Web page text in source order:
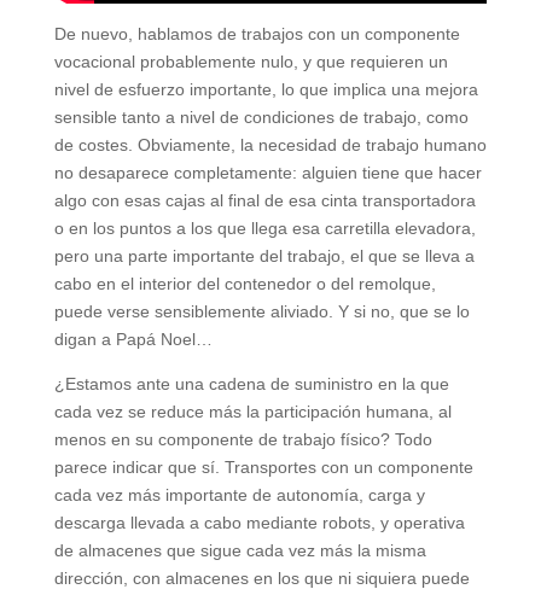
De nuevo, hablamos de trabajos con un componente
vocacional probablemente nulo, y que requieren un
nivel de esfuerzo importante, lo que implica una mejora
sensible tanto a nivel de condiciones de trabajo, como
de costes. Obviamente, la necesidad de trabajo humano
no desaparece completamente: alguien tiene que hacer
algo con esas cajas al final de esa cinta transportadora
o en los puntos a los que llega esa carretilla elevadora,
pero una parte importante del trabajo, el que se lleva a
cabo en el interior del contenedor o del remolque,
puede verse sensiblemente aliviado. Y si no, que se lo
digan a Papá Noel…
¿Estamos ante una cadena de suministro en la que
cada vez se reduce más la participación humana, al
menos en su componente de trabajo físico? Todo
parece indicar que sí. Transportes con un componente
cada vez más importante de autonomía, carga y
descarga llevada a cabo mediante robots, y operativa
de almacenes que sigue cada vez más la misma
dirección, con almacenes en los que ni siquiera puede